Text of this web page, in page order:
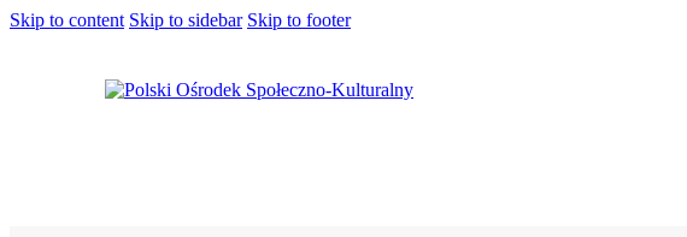
Skip to content Skip to sidebar Skip to footer